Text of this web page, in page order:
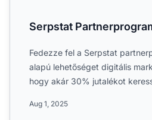
Serpstat
Fedezze fel a Serpstat
alapú lehetőséget digitális
hogy akár 30% jutalékot
Aug 1, 2025